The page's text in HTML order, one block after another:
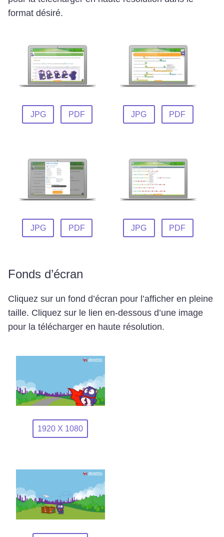
format désiré.
JPG PDF JPG PDF
JPG PDF JPG PDF
Fonds d’écran
Cliquez sur un fond d’écran pour l’afficher en pleine
taille. Cliquez sur le lien en-dessous d’une image
pour la télécharger en haute résolution.
1920 X 1080